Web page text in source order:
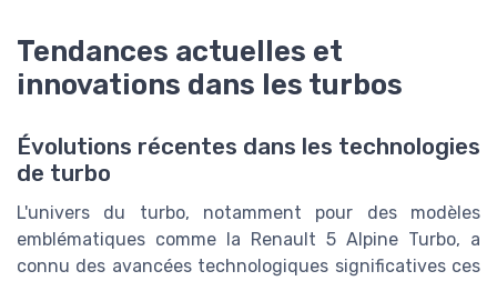
Tendances actuelles et
innovations dans les turbos
Évolutions récentes dans les technologies
de turbo
L'univers du turbo, notamment pour des modèles
emblématiques comme la Renault 5 Alpine Turbo, a
connu des avancées technologiques significatives ces